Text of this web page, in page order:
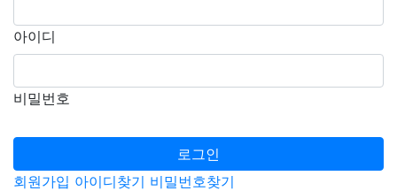
아이디
비밀번호
로그인
회원가입 아이디찾기 비밀번호찾기